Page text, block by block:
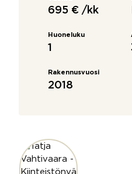
695 € /kk
Huoneluku
1
Rakennusvuosi
2018